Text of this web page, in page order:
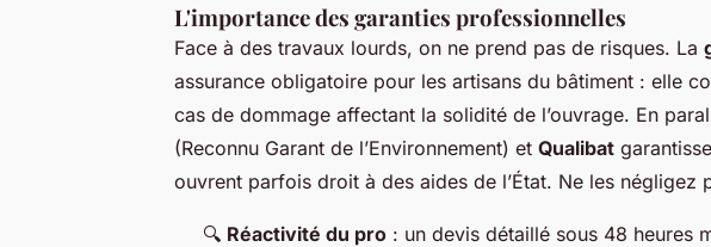
L'importance des garanties professionnelles
Face à des travaux lourds, on ne prend pas de risques. La
assurance obligatoire pour les artisans du bâtiment : elle
cas de dommage affectant la solidité de l’ouvrage. En
(Reconnu Garant de l’Environnement) et Qualibat
ouvrent parfois droit à des aides de l’État. Ne les négligez
🔍 Réactivité du pro : un devis détaillé sous 48 heures